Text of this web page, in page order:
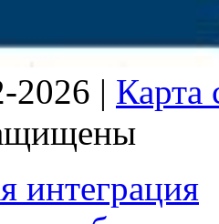
2026 | Карта
интеграция